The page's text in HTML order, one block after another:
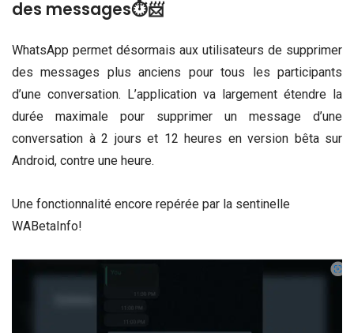
des messages⏱📨
WhatsApp permet désormais aux utilisateurs de supprimer
des messages plus anciens pour tous les participants
d’une conversation. L’application va largement étendre la
durée maximale pour supprimer un message d’une
conversation à 2 jours et 12 heures en version bêta sur
Android, contre une heure.
Une fonctionnalité encore repérée par la sentinelle
WABetaInfo!